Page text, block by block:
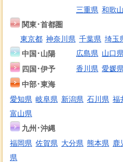
三重県 和歌
関東･首都圏
東京都 神奈川県 千葉県 埼玉
中国･山陽 広島県 山口県
四国･伊予 香川県 愛媛県
中部･東海
愛知県 岐阜県 新潟県 石川県 福
富山県
九州･沖縄
福岡県 佐賀県 大分県 熊本県 鹿
県